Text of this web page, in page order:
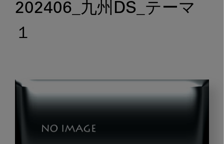
202406_九州DS_テーマ
１